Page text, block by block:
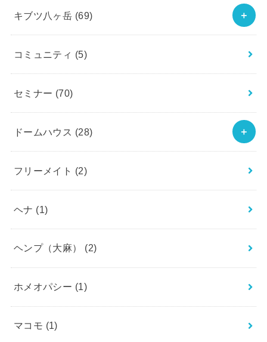
キブツ八ヶ岳 (69)
コミュニティ (5)
セミナー (70)
ドームハウス (28)
フリーメイト (2)
ヘナ (1)
ヘンプ（大麻） (2)
ホメオパシー (1)
マコモ (1)